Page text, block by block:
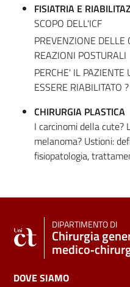
FISIATRIA E
SCOPO DELL'ICF
PREVENZIONE DELLE
REAZIONI POSTURALI
PERCHE' IL
ESSERE RIABILITATO ?
CHIRURGIA PLASTICA
I carcinomi della cute?
melanoma? Ustioni:
fisiopatologia,
DIPARTIMENTO DI
Chirurgia
DOVE SIAMO